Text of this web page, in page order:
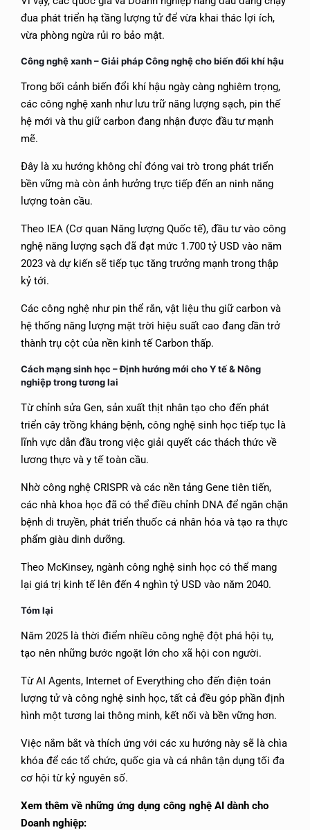
đua phát triển hạ tầng lượng tử để vừa khai thác lợi ích,
vừa phòng ngừa rủi ro bảo mật.
Công nghệ xanh –Giải pháp Công nghệ cho biến đổi khí hậu
Trong bối cảnh biến đổi khí hậu ngày càng nghiêm trọng,
các công nghệ xanh như lưu trữ năng lượng sạch, pin thế
hệ mới và thu giữ carbon đang nhận được đầu tư mạnh
mẽ.
Đây là xu hướng không chỉ đóng vai trò trong phát triển
bền vững mà còn ảnh hưởng trực tiếp đến an ninh năng
lượng toàn cầu.
Theo IEA (Cơ quan Năng lượng Quốc tế), đầu tư vào công
nghệ năng lượng sạch đã đạt mức 1.700 tỷ USD vào năm
2023 và dự kiến sẽ tiếp tục tăng trưởng mạnh trong thập
kỷ tới.
Các công nghệ như pin thể rắn, vật liệu thu giữ carbon và
hệ thống năng lượng mặt trời hiệu suất cao đang dần trở
thành trụ cột của nền kinh tế Carbon thấp.
Cách mạng sinh học –Định hướng mới cho Y tế & Nông
nghiệp trong tương lai
Từ chỉnh sửa Gen, sản xuất thịt nhân tạo cho đến phát
triển cây trồng kháng bệnh, công nghệ sinh học tiếp tục là
lĩnh vực dẫn đầu trong việc giải quyết các thách thức về
lương thực và y tế toàn cầu.
Nhờ công nghệ CRISPR và các nền tảng Gene tiên tiến,
các nhà khoa học đã có thể điều chỉnh DNA để ngăn chặn
bệnh di truyền, phát triển thuốc cá nhân hóa và tạo ra thực
phẩm giàu dinh dưỡng.
Theo McKinsey, ngành công nghệ sinh học có thể mang
lại giá trị kinh tế lên đến 4 nghìn tỷ USD vào năm 2040.
Tóm lại
Năm 2025 là thời điểm nhiều công nghệ đột phá hội tụ,
tạo nên những bước ngoặt lớn cho xã hội con người.
Từ AI Agents, Internet of Everything cho đến điện toán
lượng tử và công nghệ sinh học, tất cả đều góp phần định
hình một tương lai thông minh, kết nối và bền vững hơn.
Việc nắm bắt và thích ứng với các xu hướng này sẽ là chìa
khóa để các tổ chức, quốc gia và cá nhân tận dụng tối đa
cơ hội từ kỷ nguyên số.
Xem thêm về những ứng dụng công nghệ AI dành cho
Doanh nghiệp: